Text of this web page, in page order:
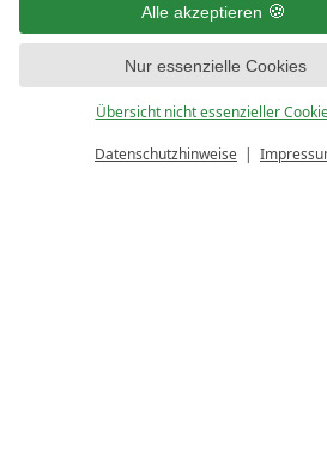
Alle akzeptieren
Nur essenzielle Cookies
Übersicht nicht essenzieller
Datenschutzhinweise
BUCHEN